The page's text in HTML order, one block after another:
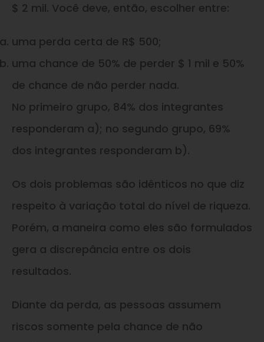
$ 2 mil. Você deve, então, escolher entre:
uma perda certa de R$ 500;
uma chance de 50% de perder $ 1 mil e 50%
de chance de não perder nada.
No primeiro grupo, 84% dos integrantes
responderam a); no segundo grupo, 69%
dos integrantes responderam b).
Os dois problemas são idênticos no que diz
respeito à variação total do nível de riqueza.
Porém, a maneira como eles são formulados
gera a discrepância entre os dois
resultados.
Diante da perda, as pessoas assumem
riscos somente pela chance de não